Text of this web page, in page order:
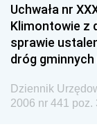
Uchwała nr
Klimontowie z
sprawie
dróg
Dziennik
2006 nr 441 poz.